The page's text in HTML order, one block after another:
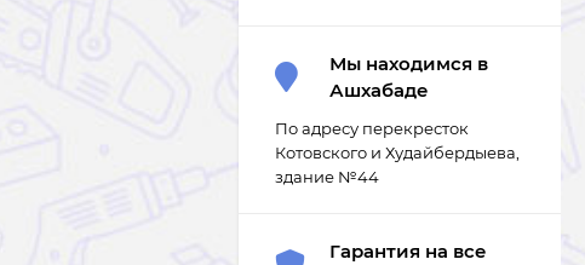
Мы находимся в
Ашхабаде
По адресу перекресток
Котовского и Худайбердыева,
здание №44
Гарантия на все